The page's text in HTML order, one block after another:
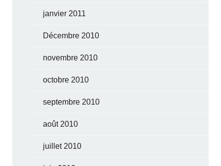
janvier 2011
Décembre 2010
novembre 2010
octobre 2010
septembre 2010
août 2010
juillet 2010